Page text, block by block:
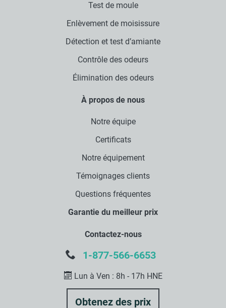
Test de moule
Enlèvement de moisissure
Détection et test d’amiante
Contrôle des odeurs
Élimination des odeurs
À propos de nous
Notre équipe
Certificats
Notre équipement
Témoignages clients
Questions fréquentes
Garantie du meilleur prix
Contactez-nous
1-877-566-6653
Lun à Ven : 8h - 17h HNE